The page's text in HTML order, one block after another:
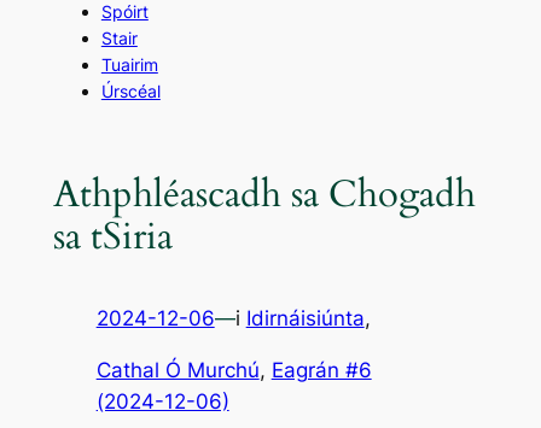
Spóirt
Stair
Tuairim
Úrscéal
Athphléascadh sa Chogadh
sa tSiria
2024-12-06—i Idirnáisiúnta,
Cathal Ó Murchú, Eagrán #6
(2024-12-06)